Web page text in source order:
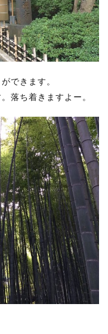
できます。
落ち着きますよー。